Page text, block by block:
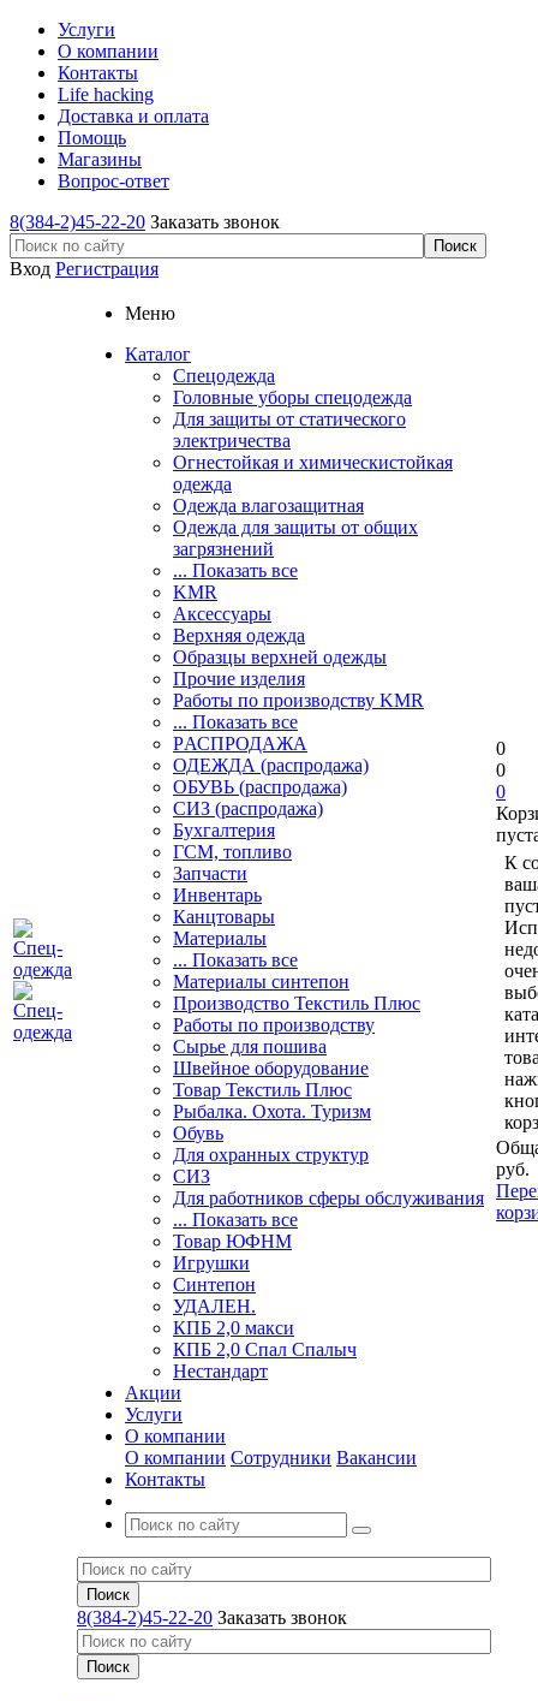
Услуги
О компании
Контакты
Life hacking
Доставка и оплата
Помощь
Магазины
Вопрос-ответ
8(384-2)45-22-20 Заказать звонок
Вход Регистрация
Меню
Каталог
Спецодежда
Головные уборы спецодежда
Для защиты от статического
электричества
Огнестойкая и химическистойкая
одежда
Одежда влагозащитная
Одежда для защиты от общих
загрязнений
... Показать все
KMR
Аксессуары
Верхняя одежда
Образцы верхней одежды
Прочие изделия
Работы по производству KMR
... Показать все
PАСПРОДАЖА
ОДЕЖДА (распродажа)
ОБУВЬ (распродажа)
СИЗ (распродажа)
Бухгалтерия
ГСМ, топливо
Запчасти
Инвентарь
Канцтовары
Материалы
... Показать все
Материалы синтепон
Производство Текстиль Плюс
Работы по производству
Сырье для пошива
Швейное оборудование
Товар Текстиль Плюс
Рыбалка. Охота. Туризм
Обувь
Для охранных структур
СИЗ
Для работников сферы обслуживания
... Показать все
Товар ЮФНМ
Игрушки
Синтепон
УДАЛЕН.
КПБ 2,0 макси
КПБ 2,0 Спал Спалыч
Нестандарт
Акции
Услуги
О компании
О компании Сотрудники Вакансии
Контакты
8(384-2)45-22-20 Заказать звонок
0
0
0
К
руб.